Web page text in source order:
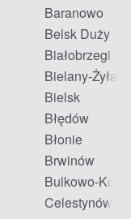
Baranowo
Belsk Duży
Białobrzegi
Bielany-Żyłaki
Bielsk
Błędów
Błonie
Brwinów
Bulkowo-
Celestynów